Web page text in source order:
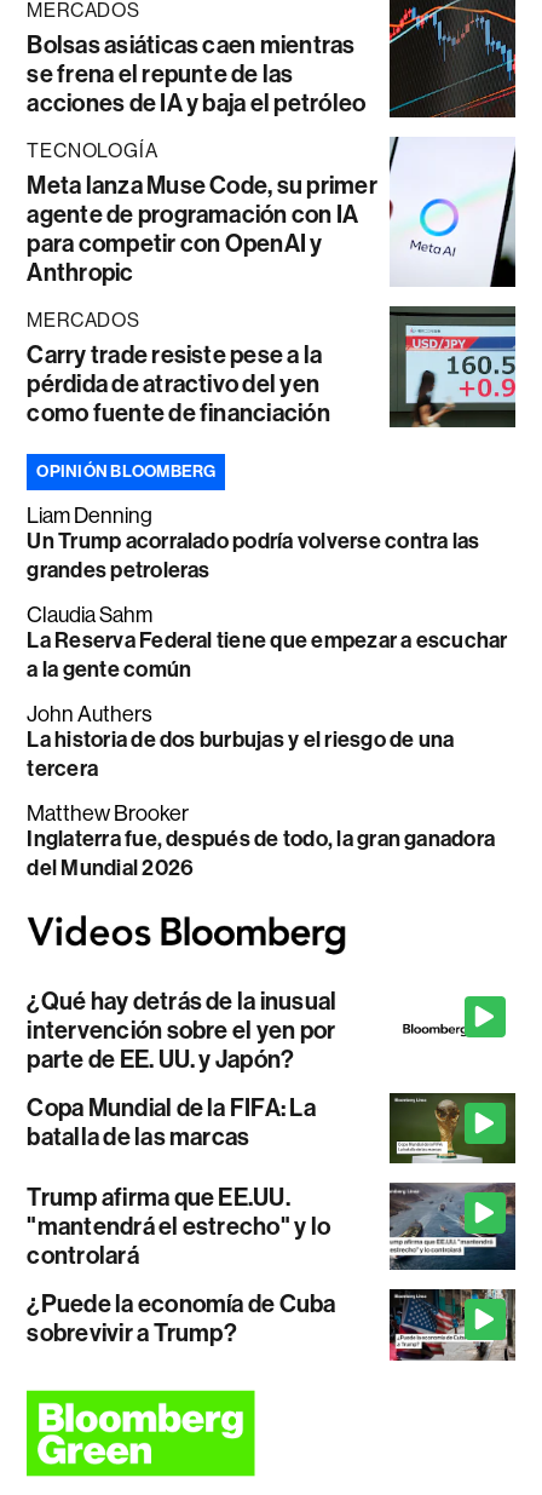
MERCADOS
Bolsas asiáticas caen mientras
se frena el repunte de las
acciones de IA y baja el petróleo
TECNOLOGÍA
Meta lanza Muse Code, su primer
agente de programación con IA
para competir con OpenAI y
Anthropic
MERCADOS
Carry trade resiste pese a la
pérdida de atractivo del yen
como fuente de financiación
OPINIÓN BLOOMBERG
Liam Denning
Un Trump acorralado podría volverse contra las
grandes petroleras
Claudia Sahm
La Reserva Federal tiene que empezar a escuchar
a la gente común
John Authers
La historia de dos burbujas y el riesgo de una
tercera
Matthew Brooker
Inglaterra fue, después de todo, la gran ganadora
del Mundial 2026
¿Qué hay detrás de la inusual
intervención sobre el yen por
parte de EE. UU. y Japón?
Copa Mundial de la FIFA: La
batalla de las marcas
Trump afirma que EE.UU.
"mantendrá el estrecho" y lo
controlará
¿Puede la economía de Cuba
sobrevivir a Trump?